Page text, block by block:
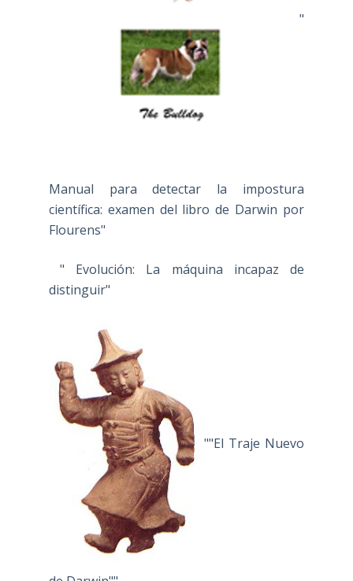
"
Manual para detectar la impostura
científica: examen del libro de Darwin por
Flourens"
" Evolución: La máquina incapaz de
distinguir"
""El Traje Nuevo